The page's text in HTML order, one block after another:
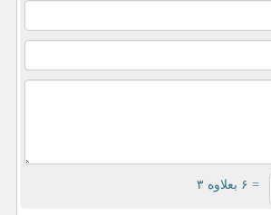
= ۶ بعلاوه ۳